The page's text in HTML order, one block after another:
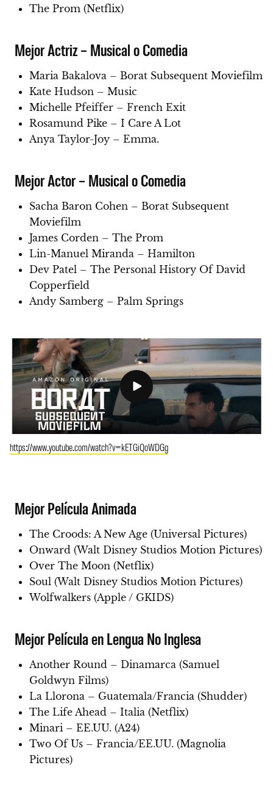
The Prom (Netflix)
Mejor Actriz – Musical o Comedia
Maria Bakalova – Borat Subsequent Moviefilm
Kate Hudson – Music
Michelle Pfeiffer – French Exit
Rosamund Pike – I Care A Lot
Anya Taylor-Joy – Emma.
Mejor Actor – Musical o Comedia
Sacha Baron Cohen – Borat Subsequent
Moviefilm
James Corden – The Prom
Lin-Manuel Miranda – Hamilton
Dev Patel – The Personal History Of David
Copperfield
Andy Samberg – Palm Springs
https://www.youtube.com/watch?v=kETGiQoWDGg
Mejor Película Animada
The Croods: A New Age (Universal Pictures)
Onward (Walt Disney Studios Motion Pictures)
Over The Moon (Netflix)
Soul (Walt Disney Studios Motion Pictures)
Wolfwalkers (Apple / GKIDS)
Mejor Película en Lengua No Inglesa
Another Round – Dinamarca (Samuel
Goldwyn Films)
La Llorona – Guatemala/Francia (Shudder)
The Life Ahead – Italia (Netflix)
Minari – EE.UU. (A24)
Two Of Us – Francia/EE.UU. (Magnolia
Pictures)